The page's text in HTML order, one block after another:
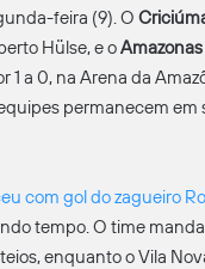
feira (9). O
Hülse, e oAmazonas
1 a 0, na Arena da
permanecem em
com gol do zagueiro
tempo. O time
enquanto o Vila